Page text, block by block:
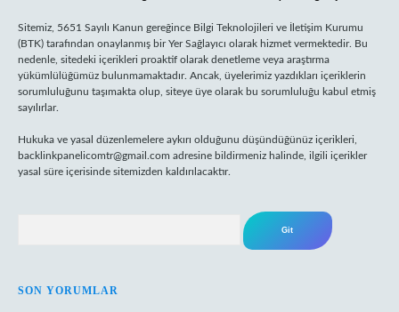
Sitemiz, 5651 Sayılı Kanun gereğince Bilgi Teknolojileri ve İletişim Kurumu
(BTK) tarafından onaylanmış bir Yer Sağlayıcı olarak hizmet vermektedir. Bu
nedenle, sitedeki içerikleri proaktif olarak denetleme veya araştırma
yükümlülüğümüz bulunmamaktadır. Ancak, üyelerimiz yazdıkları içeriklerin
sorumluluğunu taşımakta olup, siteye üye olarak bu sorumluluğu kabul etmiş
sayılırlar.
Hukuka ve yasal düzenlemelere aykırı olduğunu düşündüğünüz içerikleri,
backlinkpanelicomtr@gmail.com adresine bildirmeniz halinde, ilgili içerikler
yasal süre içerisinde sitemizden kaldırılacaktır.
SON YORUMLAR